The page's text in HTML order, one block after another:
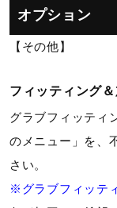
ワーキン
インナー
オプション
【その他】
フィッティング
グラブフィッティ
のメニュー」を、
さい。
※グラブフィッテ